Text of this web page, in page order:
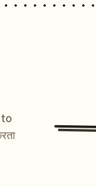
to